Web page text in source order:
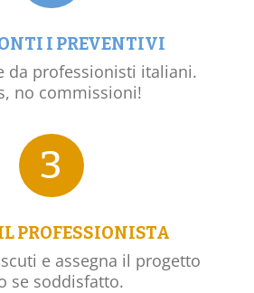
I PREVENTIVI
da professionisti italiani.
no commissioni!
3
PROFESSIONISTA
e assegna il progetto
se soddisfatto.